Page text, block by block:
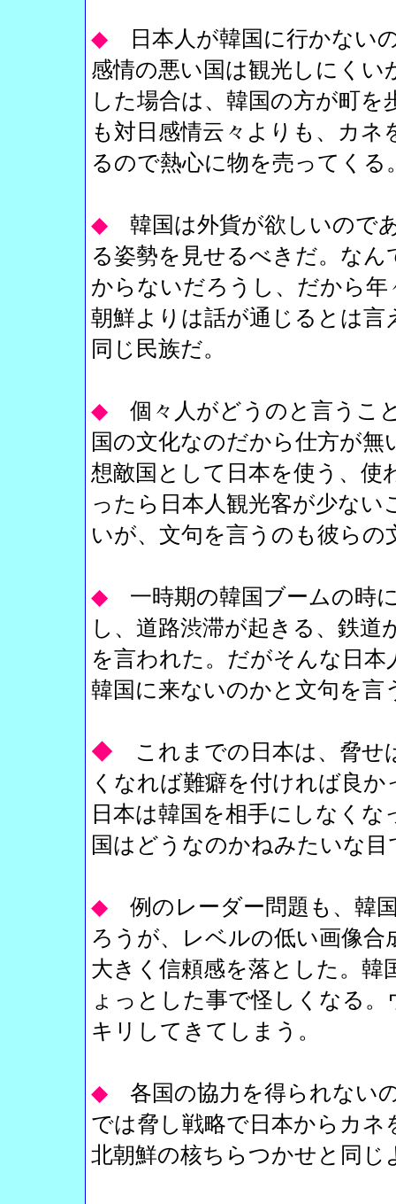
◆
日本人が韓国に行かない
感情の悪い国は観光しにくい
した場合は、韓国の方が町
も対日感情云々よりも、カ
るので熱心に物を売ってくる
◆ 韓国は外貨が欲しいので
る姿勢を見せるべきだ。な
からないだろうし、だから
朝鮮よりは話が通じるとは
同じ民族だ。
◆ 個々人がどうのと言うこ
国の文化なのだから仕方が
想敵国として日本を使う、使
ったら日本人観光客が少な
いが、文句を言うのも彼らの
◆ 一時期の韓国ブームの時
し、道路渋滞が起きる、鉄道
を言われた。だがそんな日
韓国に来ないのかと文句を言
◆
これまでの日本は、脅
くなれば難癖を付ければ良
日本は韓国を相手にしなく
国はどうなのかねみたいな目
◆ 例のレーダー問題も、韓
ろうが、レベルの低い画像
大きく信頼感を落とした。
ょっとした事で怪しくなる
キリしてきてしまう。
◆ 各国の協力を得られない
では脅し戦略で日本からカ
北朝鮮の核ちらつかせと同じ